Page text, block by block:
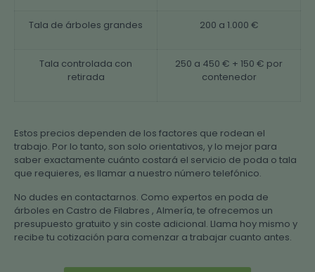
Tala de árboles grandes 200 a 1.000 €
Tala controlada con
retirada
250 a 450 € + 150 € por
contenedor
Estos precios dependen de los factores que rodean el
trabajo. Por lo tanto, son solo orientativos, y lo mejor para
saber exactamente cuánto costará el servicio de poda o tala
que requieres, es llamar a nuestro número telefónico.
No dudes en contactarnos. Como expertos en poda de
árboles en Castro de Filabres , Almería, te ofrecemos un
presupuesto gratuito y sin coste adicional. Llama hoy mismo y
recibe tu cotización para comenzar a trabajar cuanto antes.